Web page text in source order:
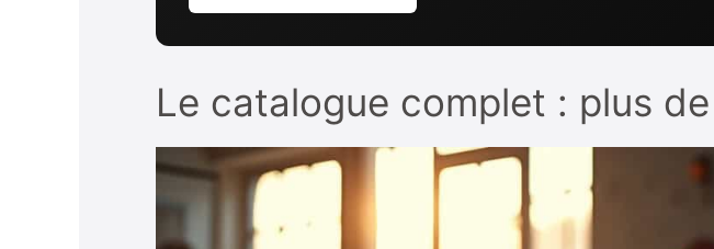
Le catalogue complet : plus